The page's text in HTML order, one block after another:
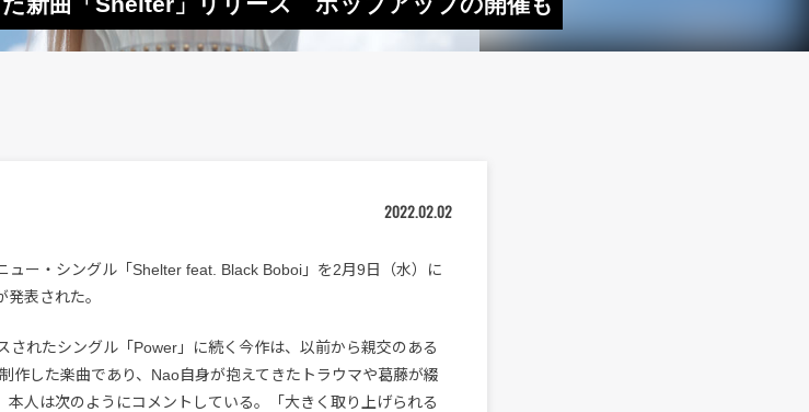
2022.02.02
ュー・シングル「Shelter feat. Black Boboi」を2月9日（水）に
発表された。
されたシングル「Power」に続く今作は、以前から親交のある
作した楽曲であり、Nao自身が抱えてきたトラウマや葛藤が綴
本人は次のようにコメントしている。「大きく取り上げられる